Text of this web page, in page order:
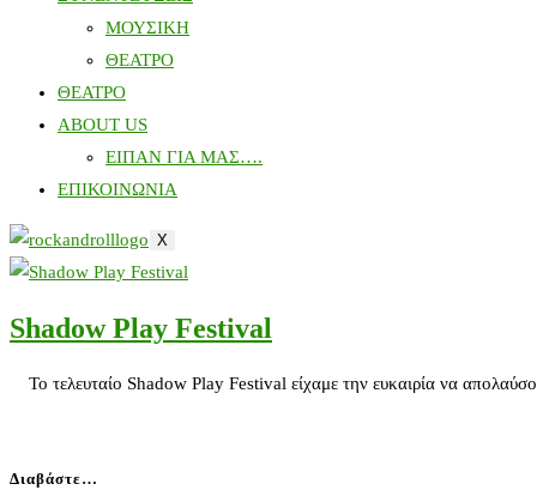
ΜΟΥΣΙΚΗ
ΘΕΑΤΡΟ
ΘΕΑΤΡΟ
ABOUT US
ΕΙΠΑΝ ΓΙΑ ΜΑΣ….
ΕΠΙΚΟΙΝΩΝΙΑ
X
Shadow Play Festival
Το τελευταίο Shadow Play Festival είχαμε την ευκαιρία να
Διαβάστε…